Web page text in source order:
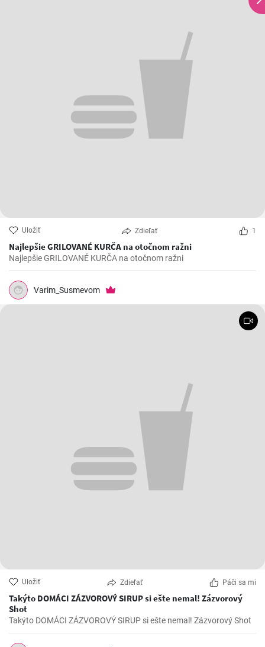
Uložiť Zdieľať 1
Najlepšie GRILOVANÉ KURČA na otočnom ražni
Najlepšie GRILOVANÉ KURČA na otočnom ražni
Varim_Susmevom
Uložiť Zdieľať Páči sa mi
Takýto DOMÁCI ZÁZVOROVÝ SIRUP si ešte nemal! Zázvorový
Shot
Takýto DOMÁCI ZÁZVOROVÝ SIRUP si ešte nemal! Zázvorový Shot